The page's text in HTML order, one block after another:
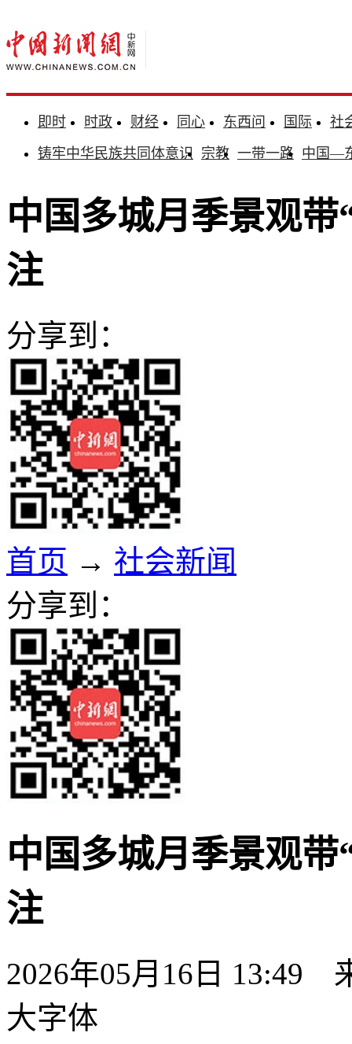
即时 时政 财经 同心 东西问 国际
社
铸牢中华民族共同体意识 宗教 一带一路 中国—
中国多城月季景观
注
分享到：
首页 → 社会新闻
分享到：
中国多城月季景观
注
2026年05月16日 13:49
大字体